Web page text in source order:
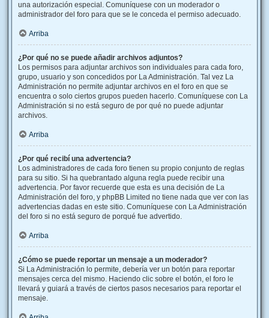
una autorización especial. Comuníquese con un moderador o
administrador del foro para que se le conceda el permiso adecuado.
Arriba
¿Por qué no se puede añadir archivos adjuntos?
Los permisos para adjuntar archivos son individuales para cada foro,
grupo, usuario y son concedidos por La Administración. Tal vez La
Administración no permite adjuntar archivos en el foro en que se
encuentra o solo ciertos grupos pueden hacerlo. Comuníquese con La
Administración si no está seguro de por qué no puede adjuntar
archivos.
Arriba
¿Por qué recibí una advertencia?
Los administradores de cada foro tienen su propio conjunto de reglas
para su sitio. Si ha quebrantado alguna regla puede recibir una
advertencia. Por favor recuerde que esta es una decisión de La
Administración del foro, y phpBB Limited no tiene nada que ver con las
advertencias dadas en este sitio. Comuníquese con La Administración
del foro si no está seguro de porqué fue advertido.
Arriba
¿Cómo se puede reportar un mensaje a un moderador?
Si La Administración lo permite, debería ver un botón para reportar
mensajes cerca del mismo. Haciendo clic sobre el botón, el foro le
llevará y guiará a través de ciertos pasos necesarios para reportar el
mensaje.